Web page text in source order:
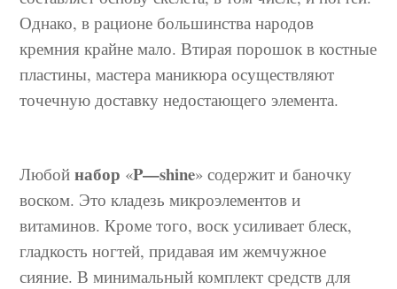
Однако, в рационе большинства народов
кремния крайне мало. Втирая порошок в костные
пластины, мастера маникюра осуществляют
точечную доставку недостающего элемента.
Любойнабор «P—shine» содержит и баночку
воском. Это кладезь микроэлементов и
витаминов. Кроме того, воск усиливает блеск,
гладкость ногтей, придавая им жемчужное
сияние. В минимальный комплект средств для